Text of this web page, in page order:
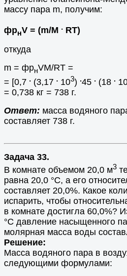
массу пара m, получим:
фрнV = (m/M . RT)
откуда
m = фрнVM/RT =
= [0,7 . (3,17 . 103) .45 . (18 .
= 0,738 кг = 738 г.
Ответ: масса водяного
составляет 738 г.
Задача 33.
В комнате объемом 20,0 м3
равна 20,0 °С, а его
составляет 20,0%. Какое
испарить, чтобы
в комнате достигла 60,0%?
°С давление насыщенного
молярная масса воды
Решение:
Масса водяного пара в
следующими формулами: